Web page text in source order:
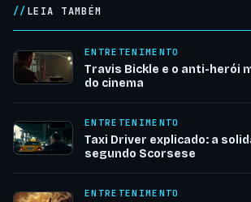
LEIA TAMBÉM
ENTRETENIMENTO
Travis Bickle e o anti-herói
do cinema
ENTRETENIMENTO
Taxi Driver explicado: a
segundo Scorsese
ENTRETENIMENTO